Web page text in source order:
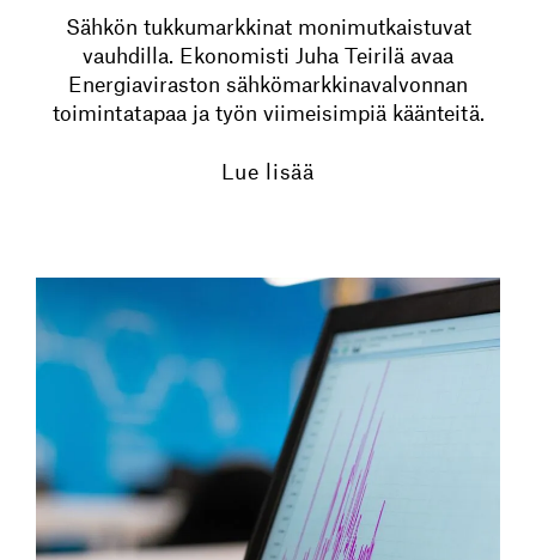
Sähkön tukkumarkkinat monimutkaistuvat
vauhdilla. Ekonomisti Juha Teirilä avaa
Energiaviraston sähkömarkkinavalvonnan
toimintatapaa ja työn viimeisimpiä käänteitä.
Lue lisää